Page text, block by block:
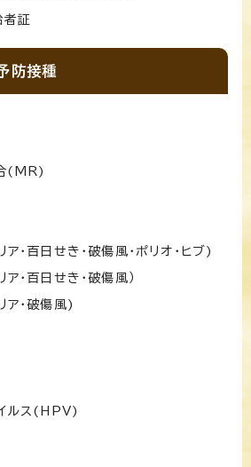
者証
防接種
(MR)
・百日せき・破傷風・ポリオ・ヒブ)
ア・百日せき・破傷風）
ア・破傷風)
ルス(HPV)